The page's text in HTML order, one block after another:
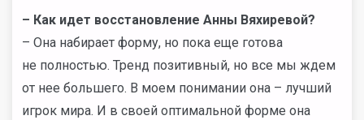
– Как идет восстановление Анны Вяхиревой?
– Она набирает форму, но пока еще готова
не полностью. Тренд позитивный, но все мы ждем
от нее большего. В моем понимании она – лучший
игрок мира. И в своей оптимальной форме она